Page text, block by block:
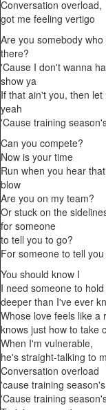
Conversation overload,
got me feeling vertigo
Are you somebody who
there?
'Cause I don't wanna
show ya
If that ain't you, then let
yeah
'Cause training
Can you compete?
Now is your time
Run when you hear
blow
Are you on my team?
Or stuck on the
for someone
to tell you to go?
For someone to tell
You should know I
I need someone to
deeper than I've ever
Whose love feels like a
knows just how to take
When I'm vulnerable,
he's straight-talking to
Conversation overload
'cause training
'Cause training